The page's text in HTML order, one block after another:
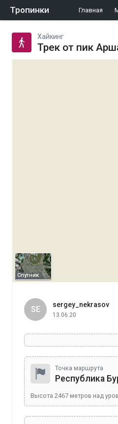
Тропинки Главная
Хайкинг
Трек от пик
Спутник
SE
sergey_nekrasov
13.06.20
Точка маршрута
Республика
Высота 2467 метров над